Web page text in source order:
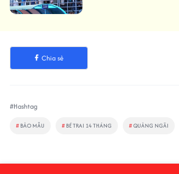
Chia sẻ
#Hashtag
# BẢO MẪU # BÉ TRAI 14 THÁNG #QUẢNG NGÃI